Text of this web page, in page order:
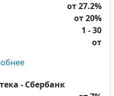
от 27.2%
от 20%
1 - 30
от
- Сбербанк